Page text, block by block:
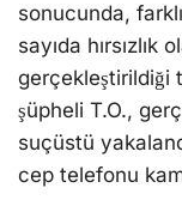
sonucunda,
sayıda hırsızlık
gerçekleştirildiği
şüpheli T.O.,
suçüstü
cep telefonu